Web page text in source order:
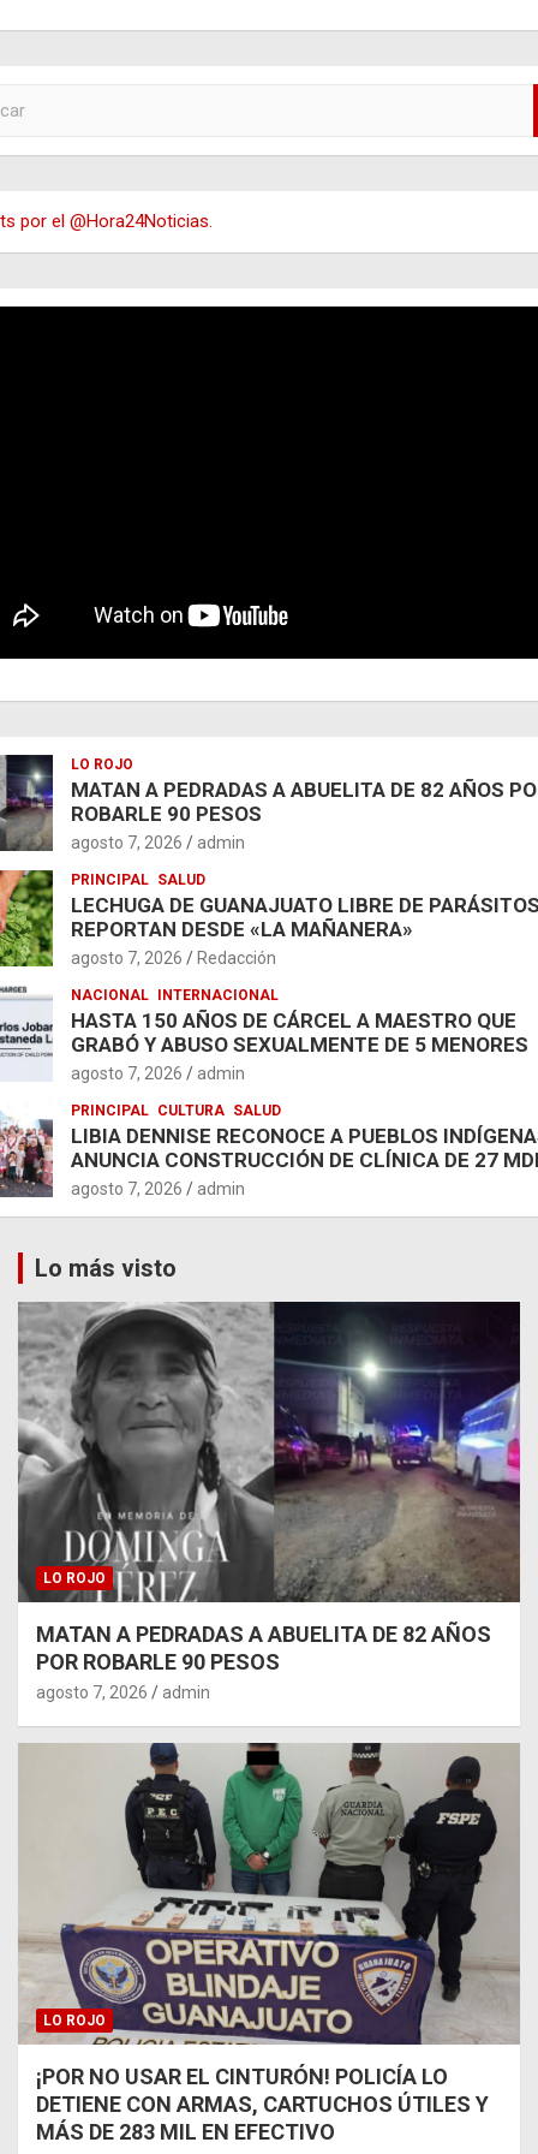
por el @Hora24Noticias.
LO ROJO
MATAN A PEDRADAS A ABUELITA DE 82 AÑOS
ROBARLE 90 PESOS
agosto 7, 2026 admin
PRINCIPAL SALUD
LECHUGA DE GUANAJUATO LIBRE DE
REPORTAN DESDE «LA MAÑANERA»
agosto 7, 2026 Redacción
NACIONAL INTERNACIONAL
HASTA 150 AÑOS DE CÁRCEL A MAESTRO QUE
GRABÓ Y ABUSO SEXUALMENTE DE 5 MENORES
agosto 7, 2026 admin
PRINCIPAL CULTURA SALUD
LIBIA DENNISE RECONOCE A PUEBLOS
ANUNCIA CONSTRUCCIÓN DE CLÍNICA DE 27
agosto 7, 2026 admin
Lo más visto
LO ROJO
MATAN A PEDRADAS A ABUELITA DE 82 AÑOS
POR ROBARLE 90 PESOS
agosto 7, 2026 admin
LO ROJO
¡POR NO USAR EL CINTURÓN! POLICÍA LO
DETIENE CON ARMAS, CARTUCHOS ÚTILES Y
MÁS DE 283 MIL EN EFECTIVO